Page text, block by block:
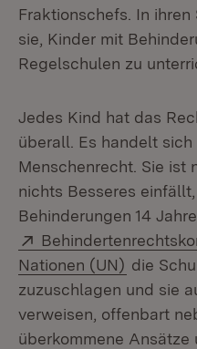
Fraktionschefs. In
sie, Kinder mit
Regelschulen zu
Jedes Kind hat das
überall. Es handelt
Menschenrecht. Sie ist
nichts Besseres
Behinderungen 14
Extern:
Nationen (UN) (Öffnet
die
zuzuschlagen und sie
verweisen, offenbart
überkommene